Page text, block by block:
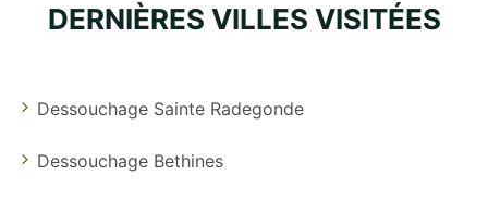
DERNIÈRES VILLES VISITÉES
Dessouchage Sainte Radegonde
Dessouchage Bethines